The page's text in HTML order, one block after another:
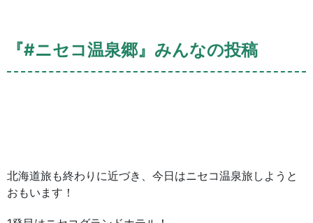
『#ニセコ温泉郷』みんなの投稿
北海道旅も終わりに近づき、今日はニセコ温泉旅しようと
おもいます！